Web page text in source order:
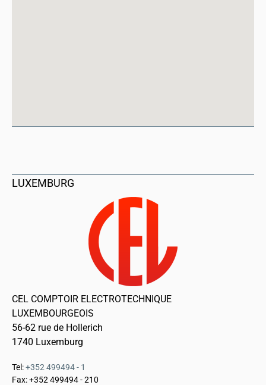
LUXEMBURG
CEL COMPTOIR ELECTROTECHNIQUE
LUXEMBOURGEOIS
56-62 rue de Hollerich
1740 Luxemburg
Tel:+352 499494 - 1
Fax: +352 499494 - 210